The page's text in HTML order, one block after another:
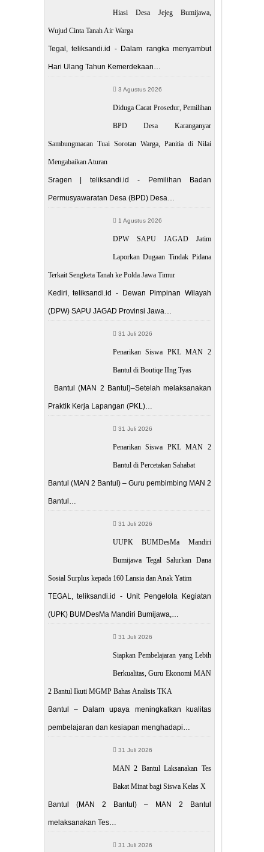
Hiasi Desa Jejeg Bumijawa,
Wujud Cinta Tanah Air Warga
Tegal, teliksandi.id - Dalam rangka menyambut
Hari Ulang Tahun Kemerdekaan…
3 Agustus 2026
Diduga Cacat Prosedur, Pemilihan
BPD Desa Karanganyar
Sambungmacan Tuai Sorotan Warga, Panitia di Nilai
Mengabaikan Aturan
Sragen | teliksandi.id - Pemilihan Badan
Permusyawaratan Desa (BPD) Desa…
1 Agustus 2026
DPW SAPU JAGAD Jatim
Laporkan Dugaan Tindak Pidana
Terkait Sengketa Tanah ke Polda Jawa Timur
Kediri, teliksandi.id - Dewan Pimpinan Wilayah
(DPW) SAPU JAGAD Provinsi Jawa…
31 Juli 2026
Penarikan Siswa PKL MAN 2
Bantul di Boutiqe IIng Tyas
Bantul (MAN 2 Bantul)–Setelah melaksanakan
Praktik Kerja Lapangan (PKL)…
31 Juli 2026
Penarikan Siswa PKL MAN 2
Bantul di Percetakan Sahabat
Bantul (MAN 2 Bantul) – Guru pembimbing MAN 2
Bantul…
31 Juli 2026
UUPK BUMDesMa Mandiri
Bumijawa Tegal Salurkan Dana
Sosial Surplus kepada 160 Lansia dan Anak Yatim
TEGAL, teliksandi.id - Unit Pengelola Kegiatan
(UPK) BUMDesMa Mandiri Bumijawa,…
31 Juli 2026
Siapkan Pembelajaran yang Lebih
Berkualitas, Guru Ekonomi MAN
2 Bantul Ikuti MGMP Bahas Analisis TKA
Bantul – Dalam upaya meningkatkan kualitas
pembelajaran dan kesiapan menghadapi…
31 Juli 2026
MAN 2 Bantul Laksanakan Tes
Bakat Minat bagi Siswa Kelas X
Bantul (MAN 2 Bantul) – MAN 2 Bantul
melaksanakan Tes…
31 Juli 2026